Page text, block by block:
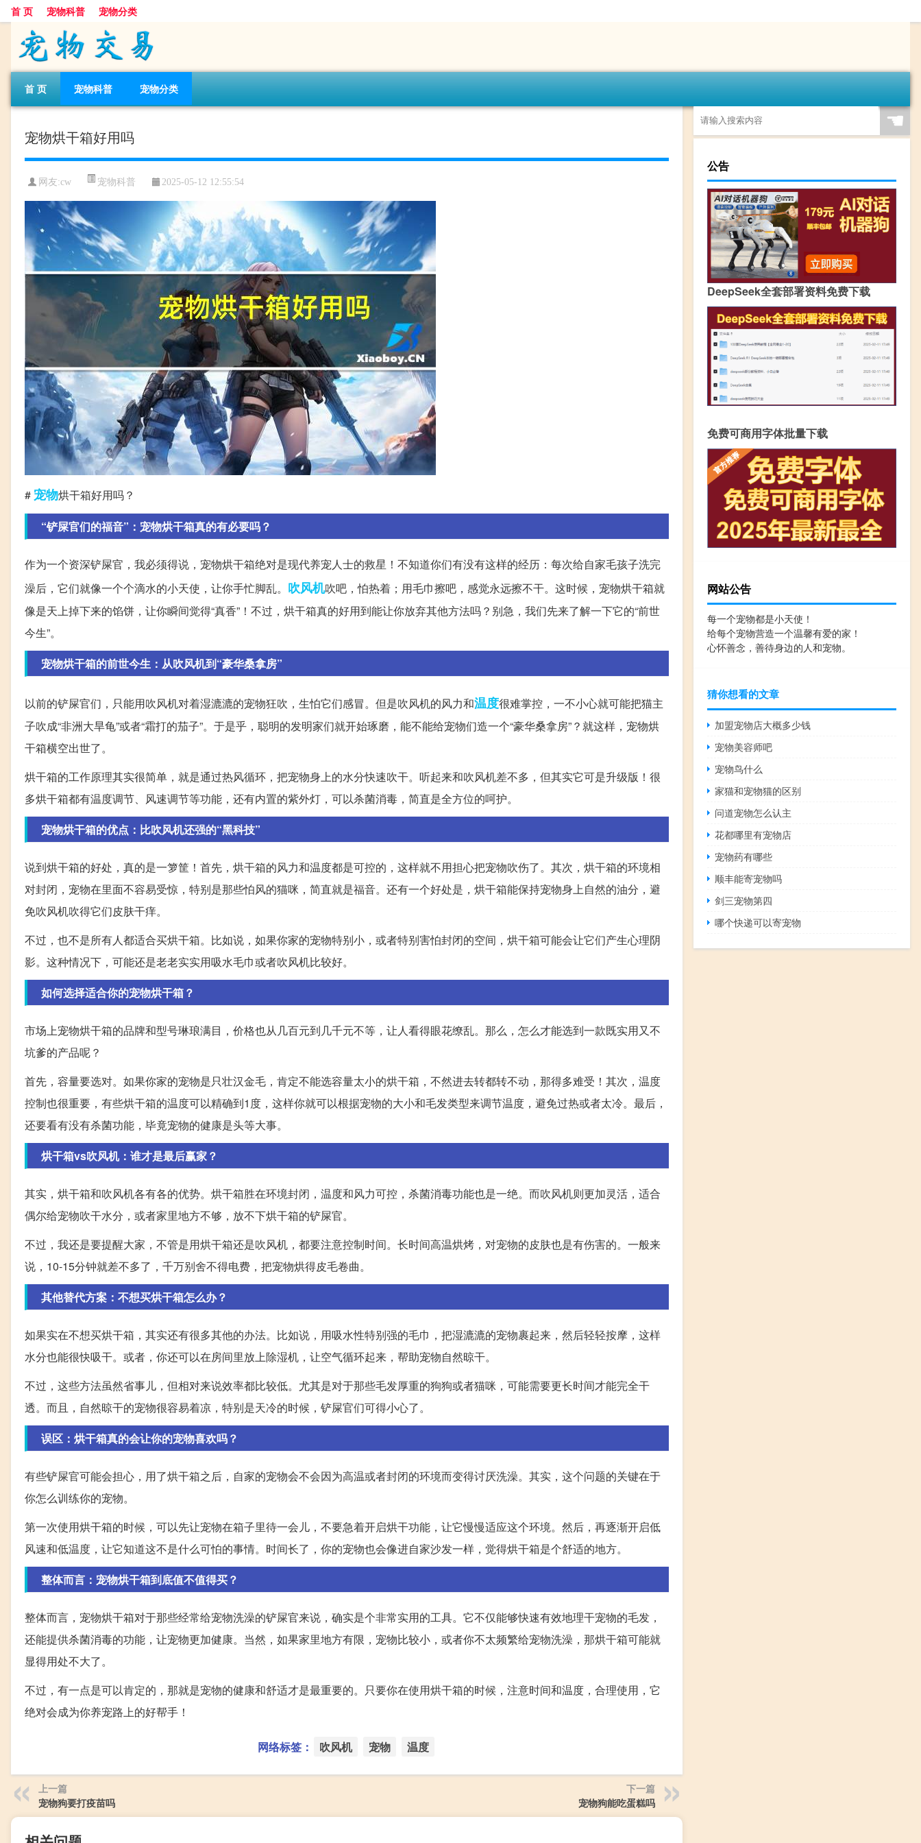
首 页 宠物科普 宠物分类
首 页 宠物科普 宠物分类
宠物烘干箱好用吗
网友:cw 宠物科普 2025-05-12 12:55:54
# 宠物烘干箱好用吗？
“铲屎官们的福音”：宠物烘干箱真的有必要吗？
作为一个资深铲屎官，我必须得说，宠物烘干箱绝对是现代养宠人士的救星！不知道你们有没有这样的经历：每次给自家毛孩子洗完
澡后，它们就像一个个滴水的小天使，让你手忙脚乱。 吹风机吹吧，怕热着；用毛巾擦吧，感觉永远擦不干。这时候，宠物烘干箱就
像是天上掉下来的馅饼，让你瞬间觉得“真香”！不过，烘干箱真的好用到能让你放弃其他方法吗？别急，我们先来了解一下它的“前世
今生”。
宠物烘干箱的前世今生：从吹风机到“豪华桑拿房”
以前的铲屎官们，只能用吹风机对着湿漉漉的宠物狂吹，生怕它们感冒。但是吹风机的风力和温度很难掌控，一不小心就可能把猫主
子吹成“非洲大旱龟”或者“霜打的茄子”。于是乎，聪明的发明家们就开始琢磨，能不能给宠物们造一个“豪华桑拿房”？就这样，宠物烘
干箱横空出世了。
烘干箱的工作原理其实很简单，就是通过热风循环，把宠物身上的水分快速吹干。听起来和吹风机差不多，但其实它可是升级版！很
多烘干箱都有温度调节、风速调节等功能，还有内置的紫外灯，可以杀菌消毒，简直是全方位的呵护。
宠物烘干箱的优点：比吹风机还强的“黑科技”
说到烘干箱的好处，真的是一箩筐！首先，烘干箱的风力和温度都是可控的，这样就不用担心把宠物吹伤了。其次，烘干箱的环境相
对封闭，宠物在里面不容易受惊，特别是那些怕风的猫咪，简直就是福音。还有一个好处是，烘干箱能保持宠物身上自然的油分，避
免吹风机吹得它们皮肤干痒。
不过，也不是所有人都适合买烘干箱。比如说，如果你家的宠物特别小，或者特别害怕封闭的空间，烘干箱可能会让它们产生心理阴
影。这种情况下，可能还是老老实实用吸水毛巾或者吹风机比较好。
如何选择适合你的宠物烘干箱？
市场上宠物烘干箱的品牌和型号琳琅满目，价格也从几百元到几千元不等，让人看得眼花缭乱。那么，怎么才能选到一款既实用又不
坑爹的产品呢？
首先，容量要选对。如果你家的宠物是只壮汉金毛，肯定不能选容量太小的烘干箱，不然进去转都转不动，那得多难受！其次，温度
控制也很重要，有些烘干箱的温度可以精确到1度，这样你就可以根据宠物的大小和毛发类型来调节温度，避免过热或者太冷。最后，
还要看有没有杀菌功能，毕竟宠物的健康是头等大事。
烘干箱vs吹风机：谁才是最后赢家？
其实，烘干箱和吹风机各有各的优势。烘干箱胜在环境封闭，温度和风力可控，杀菌消毒功能也是一绝。而吹风机则更加灵活，适合
偶尔给宠物吹干水分，或者家里地方不够，放不下烘干箱的铲屎官。
不过，我还是要提醒大家，不管是用烘干箱还是吹风机，都要注意控制时间。长时间高温烘烤，对宠物的皮肤也是有伤害的。一般来
说，10-15分钟就差不多了，千万别舍不得电费，把宠物烘得皮毛卷曲。
其他替代方案：不想买烘干箱怎么办？
如果实在不想买烘干箱，其实还有很多其他的办法。比如说，用吸水性特别强的毛巾，把湿漉漉的宠物裹起来，然后轻轻按摩，这样
水分也能很快吸干。或者，你还可以在房间里放上除湿机，让空气循环起来，帮助宠物自然晾干。
不过，这些方法虽然省事儿，但相对来说效率都比较低。尤其是对于那些毛发厚重的狗狗或者猫咪，可能需要更长时间才能完全干
透。而且，自然晾干的宠物很容易着凉，特别是天冷的时候，铲屎官们可得小心了。
误区：烘干箱真的会让你的宠物喜欢吗？
有些铲屎官可能会担心，用了烘干箱之后，自家的宠物会不会因为高温或者封闭的环境而变得讨厌洗澡。其实，这个问题的关键在于
你怎么训练你的宠物。
第一次使用烘干箱的时候，可以先让宠物在箱子里待一会儿，不要急着开启烘干功能，让它慢慢适应这个环境。然后，再逐渐开启低
风速和低温度，让它知道这不是什么可怕的事情。时间长了，你的宠物也会像进自家沙发一样，觉得烘干箱是个舒适的地方。
整体而言：宠物烘干箱到底值不值得买？
整体而言，宠物烘干箱对于那些经常给宠物洗澡的铲屎官来说，确实是个非常实用的工具。它不仅能够快速有效地理干宠物的毛发，
还能提供杀菌消毒的功能，让宠物更加健康。当然，如果家里地方有限，宠物比较小，或者你不太频繁给宠物洗澡，那烘干箱可能就
显得用处不大了。
不过，有一点是可以肯定的，那就是宠物的健康和舒适才是最重要的。只要你在使用烘干箱的时候，注意时间和温度，合理使用，它
绝对会成为你养宠路上的好帮手！
网络标签： 吹风机 宠物 温度
上一篇
宠物狗要打疫苗吗
下一篇
宠物狗能吃蛋糕吗
☚
公告
DeepSeek全套部署资料免费下载
免费可商用字体批量下载
网站公告
每一个宠物都是小天使！
给每个宠物营造一个温馨有爱的家！
心怀善念，善待身边的人和宠物。
猜你想看的文章
加盟宠物店大概多少钱
宠物美容师吧
宠物鸟什么
家猫和宠物猫的区别
问道宠物怎么认主
花都哪里有宠物店
宠物药有哪些
顺丰能寄宠物吗
剑三宠物第四
哪个快递可以寄宠物